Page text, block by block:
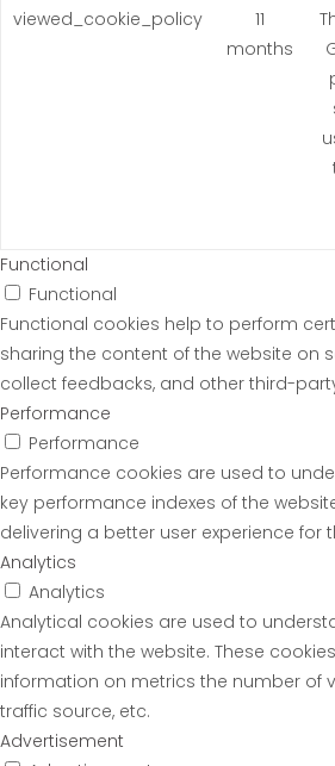
viewed_cookie_policy
11
months
Functional
Functional
Functional cookies help to perform
sharing the content of the website on
collect feedbacks, and other third-
Performance
Performance
Performance cookies are used to
key performance indexes of the
delivering a better user experience for
Analytics
Analytics
Analytical cookies are used to
interact with the website. These
information on metrics the number of
traffic source, etc.
Advertisement